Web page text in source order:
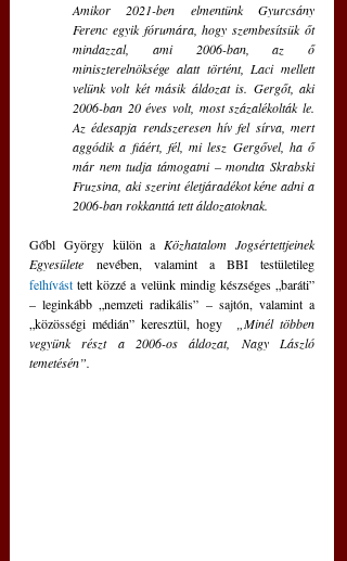
Amikor 2021-ben elmentünk Gyurcsány
Ferenc egyik fórumára, hogy szembesítsük őt
mindazzal, ami 2006-ban, az ő
miniszterelnöksége alatt történt, Laci mellett
velünk volt két másik áldozat is. Gergőt, aki
2006-ban 20 éves volt, most százalékolták le.
Az édesapja rendszeresen hív fel sírva, mert
aggódik a fiáért, fél, mi lesz Gergővel, ha ő
már nem tudja támogatni – mondta Skrabski
Fruzsina, aki szerint életjáradékot kéne adni a
2006-ban rokkanttá tett áldozatoknak.
Gőbl György külön a Közhatalom Jogsértettjeinek
Egyesülete
felhívást tett közzé a velünk mindig készséges „baráti”
– leginkább „nemzeti radikális” – sajtón, valamint a
„közösségi médián” keresztül, hogy
„Minél többen
vegyünk részt a 2006-os áldozat, Nagy László
temetésén”.